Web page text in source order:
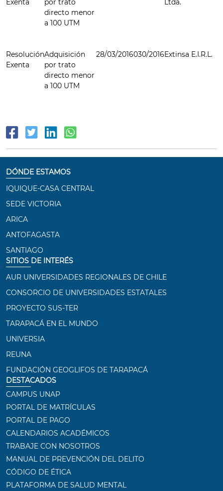
Exenta
por trato
directo menor
a 100 UTM
Ltda.
Resolución
Exenta
Adquisición
por trato
directo menor
a 100 UTM
28/03/2016030/2016Extinsa E.I.R.L.
DÓNDE ESTAMOS
IQUIQUE-CASA CENTRAL
SEDE VICTORIA
ARICA
ANTOFAGASTA
SANTIAGO
SITIOS DE INTERÉS
AUR UNIVERSIDADES REGIONALES DE CHILE
CONSORCIO DE UNIVERSIDADES ESTATALES
PROYECTO SUS-TER
TARAPACÁ EN EL MUNDO
UNIVERSIA
REUNA
FUNDACIÓN GEOGLIFOS DE TARAPACÁ
DESTACADOS
CAMPUS UNAP
PORTAL DE MATRÍCULAS
PORTAL DE PAGO
CALENDARIOS ACADÉMICOS
TRABAJE CON NOSOTROS
MANUAL DE PREVENCIÓN DEL DELITO
CÓDIGO DE ÉTICA
PLATAFORMA DE SALUD MENTAL